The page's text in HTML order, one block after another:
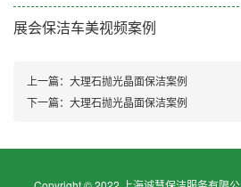
展会保洁车美视频案例
上一篇： 大理石抛光晶面保洁案例
下一篇： 大理石抛光晶面保洁案例